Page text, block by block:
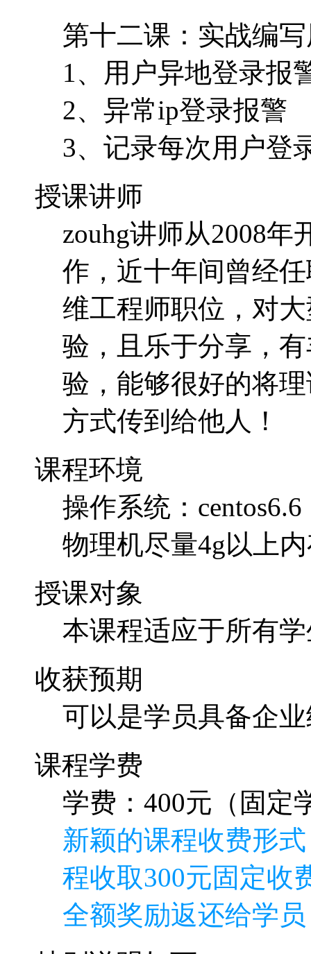
第十二课：实战编
1、用户异地登录报
2、异常ip登录报警
3、记录每次用户登
授课讲师
zouhg讲师从2008年
作，近十年间曾经
维工程师职位，对
验，且乐于分享，
验，能够很好的将
方式传到给他人！
课程环境
操作系统：centos6.6
物理机尽量4g以上
授课对象
本课程适应于所有
收获预期
可以是学员具备企
课程学费
学费：400元（固定
新颖的课程收费形
程收取300元固定收
全额奖励返还给学